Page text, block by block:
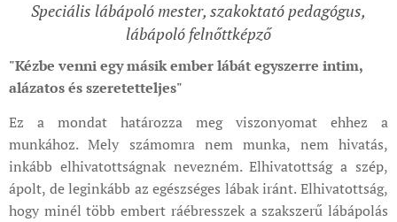
Speciális lábápoló mester, szakoktató pedagógus,
lábápoló felnőttképző
"Kézbe venni egy másik ember lábát egyszerre intim,
alázatos és szeretetteljes"
Ez a mondat határozza meg viszonyomat ehhez a
munkához. Mely számomra nem munka, nem hivatás,
inkább elhivatottságnak nevezném. Elhivatottság a szép,
ápolt, de leginkább az egészséges lábak iránt. Elhivatottság,
hogy minél több embert ráébresszek a szakszerű lábápolás